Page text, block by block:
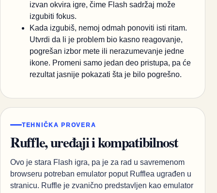
izvan okvira igre, čime Flash sadržaj može
izgubiti fokus.
Kada izgubiš, nemoj odmah ponoviti isti ritam.
Utvrdi da li je problem bio kasno reagovanje,
pogrešan izbor mete ili nerazumevanje jedne
ikone. Promeni samo jedan deo pristupa, pa će
rezultat jasnije pokazati šta je bilo pogrešno.
TEHNIČKA PROVERA
Ruffle, uređaji i kompatibilnost
Ovo je stara Flash igra, pa je za rad u savremenom
browseru potreban emulator poput Rufflea ugrađen u
stranicu. Ruffle je zvanično predstavljen kao emulator